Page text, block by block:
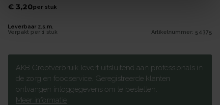
€ 3,20per stuk
Leverbaar z.s.m.
Verpakt per 1 stuk Artikelnummer: 54375
AKB Grootverbruik levert uitsluitend aan professionals in
de zorg en foodservice. Geregistreerde klanten
ontvangen inloggegevens om te bestellen.
Meer informatie